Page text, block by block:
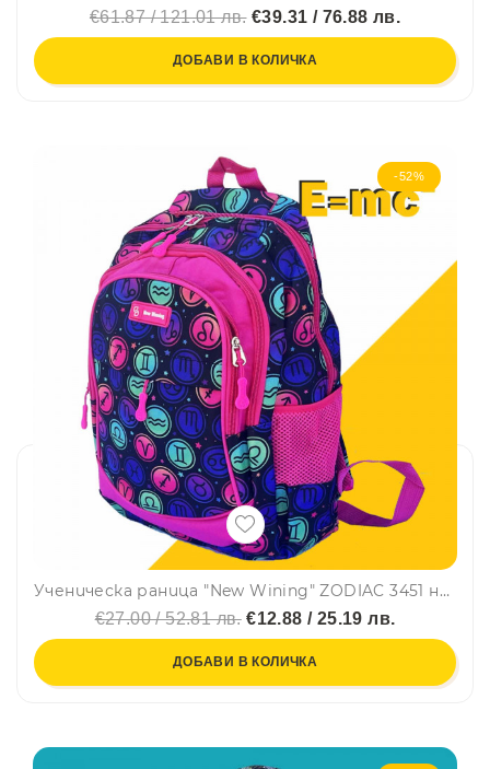
€61.87 / 121.01 лв.€39.31 / 76.88 лв.
ДОБАВИ В КОЛИЧКА
-52%
Ученическа раница "New Wining" ZODIAC 3451 непромокаема, с много джобчета, свеж десен, лилава с цветни елементи
€27.00 / 52.81 лв.€12.88 / 25.19 лв.
ДОБАВИ В КОЛИЧКА